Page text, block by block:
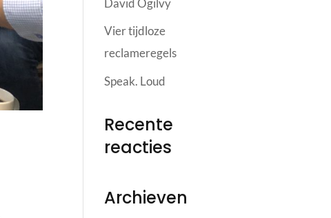
David Ogilvy
Vier tijdloze
reclameregels
Speak. Loud
Recente
reacties
Archieven